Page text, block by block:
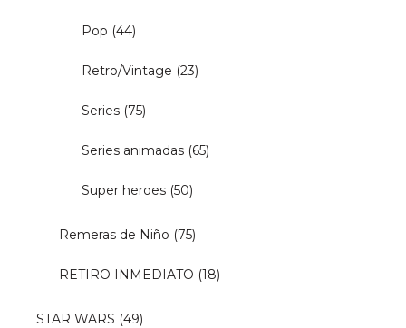
Pop (44)
Retro/Vintage (23)
Series (75)
Series animadas (65)
Super heroes (50)
Remeras de Niño (75)
RETIRO INMEDIATO (18)
STAR WARS (49)